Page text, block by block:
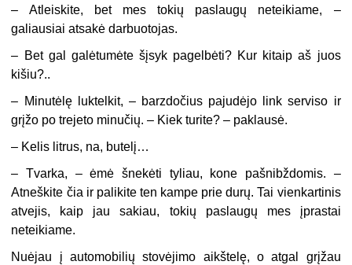
– Atleiskite, bet mes tokių paslaugų neteikiame, –
galiausiai atsakė darbuotojas.
– Bet gal galėtumėte šįsyk pagelbėti? Kur kitaip aš juos
kišiu?..
– Minutėlę luktelkit, – barzdočius pajudėjo link serviso ir
grįžo po trejeto minučių. – Kiek turite? – paklausė.
– Kelis litrus, na, butelį…
–Tvarka, – ėmė šnekėti tyliau, kone pašnibždomis. –
Atneškite čia ir palikite ten kampe prie durų. Tai vienkartinis
atvejis, kaip jau sakiau, tokių paslaugų mes įprastai
neteikiame.
Nuėjau į automobilių stovėjimo aikštelę, o atgal grįžau